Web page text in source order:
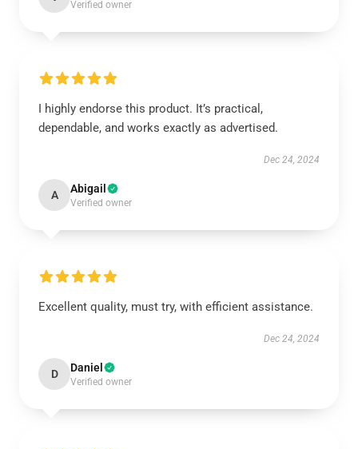
Verified owner
I highly endorse this product. It’s practical,
dependable, and works exactly as advertised.
Dec 24, 2024
A Abigail
Verified owner
Excellent quality, must try, with efficient assistance.
Dec 24, 2024
D Daniel
Verified owner